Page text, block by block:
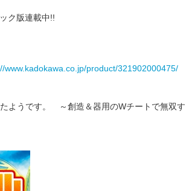
ク版連載中!!
www.kadokawa.co.jp/product/321902000475/
ようです。 ～創造＆器用のWチートで無双